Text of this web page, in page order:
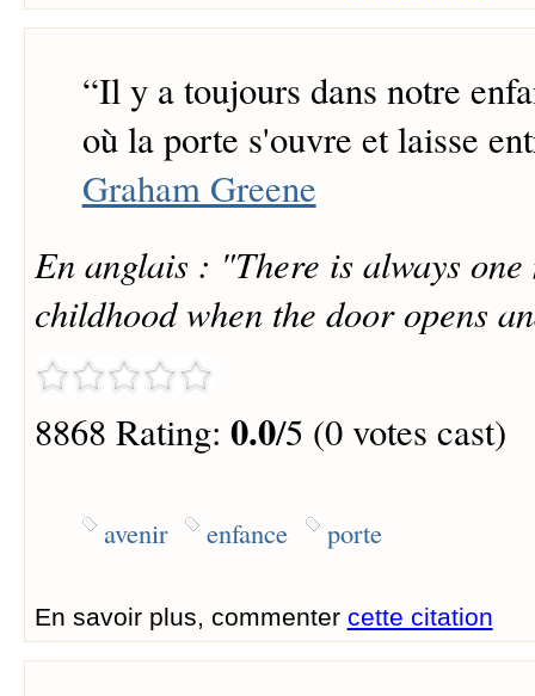
“Il y a toujours dans notre
où la porte s'ouvre et laisse
Graham Greene
En anglais : "There is always one
childhood when the door opens
8868 Rating: 0.0/5 (0 votes cast)
avenir enfance porte
En savoir plus, commenter cette citation